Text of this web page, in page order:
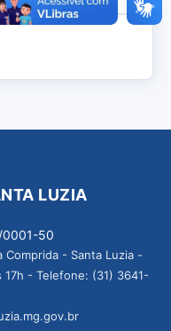
LUZIA
0001-50
Comprida - Santa Luzia -
- Telefone: (31) 3641-